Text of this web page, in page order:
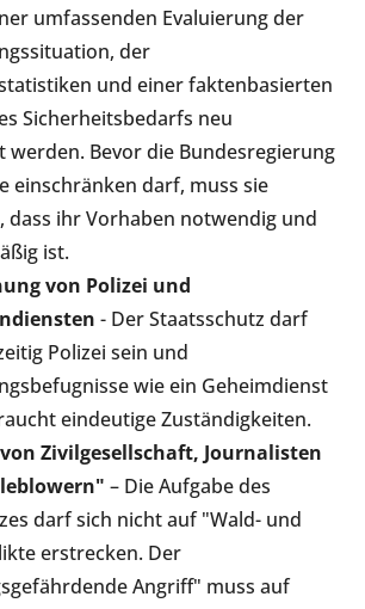
umfassenden Evaluierung der
der
und einer faktenbasierten
Sicherheitsbedarfs neu
werden. Bevor die Bundesregierung
einschränken darf, muss sie
dass ihr Vorhaben notwendig und
ist.
von Polizei und
- Der Staatsschutz darf
Polizei sein und
wie ein Geheimdienst
eindeutige Zuständigkeiten.
Zivilgesellschaft, Journalisten
– Die Aufgabe des
darf sich nicht auf "Wald- und
erstrecken. Der
Angriff" muss auf